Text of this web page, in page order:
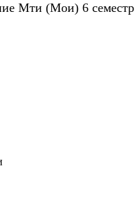
Мти (Мои) 6 семестр